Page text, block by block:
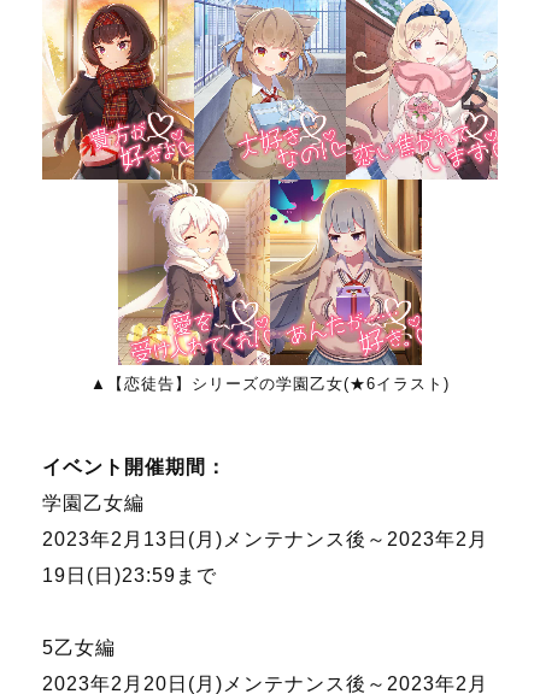
▲【恋徒告】シリーズの学園乙女(★6イラスト)
イベント開催期間：
学園乙女編
2023年2月13日(月)メンテナンス後～2023年2月
19日(日)23:59まで
5乙女編
2023年2月20日(月)メンテナンス後～2023年2月